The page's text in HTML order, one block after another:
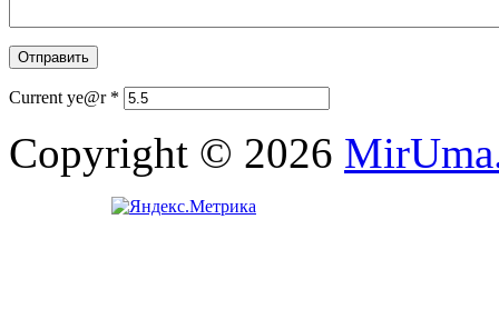
Current ye@r *
Copyright © 2026